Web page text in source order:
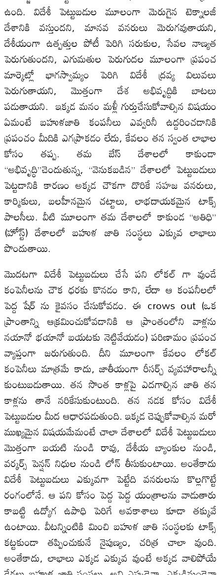
ఉంది. విదేశీ పెట్టుబడుల మూలంగా మెరుగైన టెక్నాలజీ
దేశానికి వస్తుందని, మానవ వనరులు మెరుగవుతాయని,
దేశీయంగా ఉత్పత్తుల పోటీ పెరిగి సరుకుల, సేవల నాణ్యత
పెరుగుతుందని, ఎగుమతుల పెరుగుదల మూలంగా ప్రపంచ
మార్కెట్లో భాగస్వామ్యం పెరిగి విదేశీ ద్రవ్య విలువలు
పెరుగుతాయని, మొత్తంగా దేశ అభివృద్దికి బాటలు
పడుతాయని. ఇక్కడ మనం మళ్లీ గుర్తుచేసుకోవాల్సిన విషయం
ఏమంటే బహుళజాతి కంపనీలు ఎవ్వరినీ ఉద్దరించడానికి
ప్రపంచం మీదికి ఎగప్రాకడం లేదు, కేవలం తన స్వంత లాభాల
కోసం తప్ప. తమ బేస్ దేశాలలో కాకుండా
“అభివృద్ధి”చెందుతున్న, “వెనుకబడిన” దేశాలలో పెట్టుబడులు
పెట్టడానికి కారణం అక్కడ చౌకగా దొరికే సహజ వనరులు,
కార్మికులు, బలహీనమైన చట్టాలు, లాభదాయకమైన టాక్స్
పాలసీలు. వీటి మూలంగా తమ దేశాలలో కాకుండ “అతిధి”
(హోస్ట్) దేశాలలో బహుళ జాతి సంస్థలు ఎక్కువ లాభాలు
పొందుతాయి.
మొదటగా విదేశీ పెట్టుబడులు చేసే పని లోకల్ గా వుండే
కంపెనీలను చౌక ధరకు కొనడం కాని, లేదా ఆ కంపనీలలో
పెద్ద షేర్ ను కైవసం చేసుకోవడం. ఈ crows out (ఒక
ప్రాంతాన్ని ఆక్రమించుకోవడానికి ఆ ప్రాంతంలోని వాళ్లను
నయానో భయానో బయటకు నెట్టివేయడం) పరిణామం ప్రపంచ
వ్యాప్తంగా జరుగుతుంది. దీని మూలంగా కేవలం లోకల్
కంపెనీలు మాత్రమే కాదు, జాతీయంగా రీసర్చ్ వ్యవహారాలన్నీ
కుంటుబడుతాయి. తన సొంత కాళ్లపై ఎదగాల్సిన జాతి తన
కాళ్లను తానే నరికేసుకుంటుంది. తన నడక కోసం విదేశీ
పెట్టుబడుల మీద ఆధారపడుతుంది. ఇక్కడ చెప్పుకోవాల్సిన మరో
ముఖ్యమైన విషయమేమంటే చాలా దేశాలలో విదేశీ పెట్టుబడులు
మొత్తంగా బయటి నుండి రావు, దేశీయ బ్యాంకుల నుండి,
వర్కర్స్ పెన్షన్ నిధుల నుండి లోన్ తీసుకుంటాయి. అంతేకాదు
విదేశీ పెట్టుబడులు ఎక్కువగా పెట్టేది వనరులను కొల్లగొట్టే
రంగంలోనే. ఆ పని కోసం పెద్ద పెద్ద యంత్రాలను వాడుతారు
కాబట్టి ఉద్యోగ ఉపాధి పెరిగే అవకాశాలు కూడా తక్కువే
ఉంటాయి. వీటన్నింటికి మించి బహుళ జాతి సంస్థలకు టాక్స్
కట్టకుండా తప్పించుకునే నైపుణ్యం, చరిత్ర చాలా వుంది.
అంతేకాదు, లాభాలు ఎక్కడ ఎక్కువ వుంటే అక్కడ వాలిపోయే